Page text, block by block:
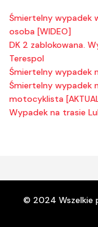
Śmiertelny wypadek
osoba [WIDEO]
DK 2 zablokowana.
Terespol
Śmiertelny wypadek
Śmiertelny wypadek
motocyklista
Wypadek na trasie
© 2024 Wszelkie